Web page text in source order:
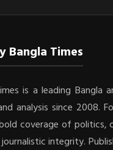
Bangla Times
is a leading Bangla
analysis since 2008.
coverage of politics,
integrity.